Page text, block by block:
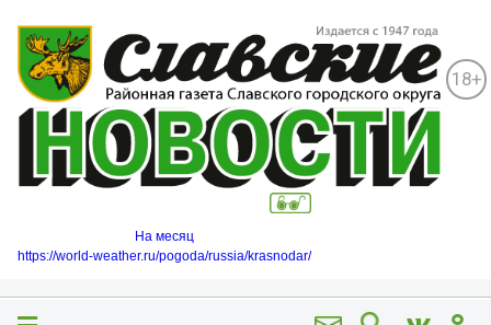
18+
На месяц
https://world-weather.ru/pogoda/russia/krasnodar/